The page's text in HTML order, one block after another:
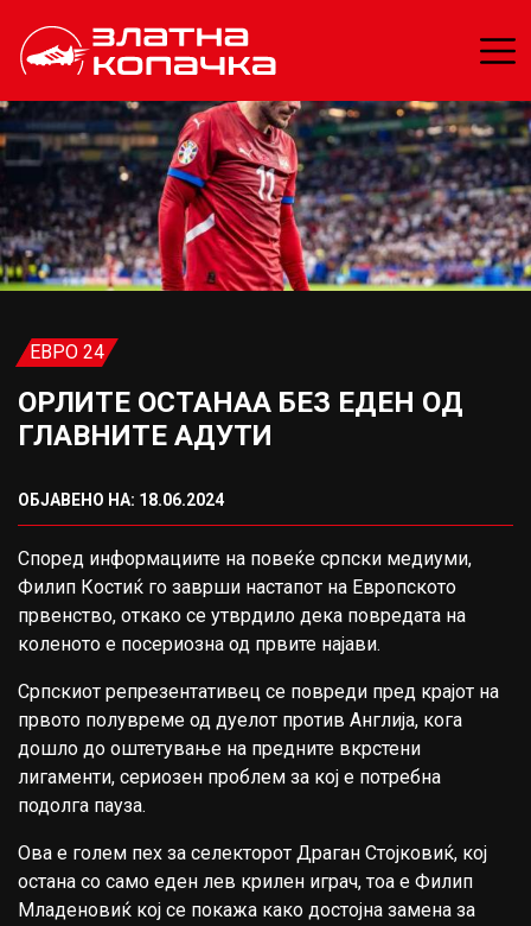
ЕВРО 24
ОРЛИТЕ ОСТАНАА БЕЗ ЕДЕН ОД
ГЛАВНИТЕ АДУТИ
ОБЈАВЕНО НА: 18.06.2024
Според информациите на повеќе српски медиуми,
Филип Костиќ го заврши настапот на Европското
првенство, откако се утврдило дека повредата на
коленото е посериозна од првите најави.
Српскиот репрезентативец се повреди пред крајот на
првото полувреме од дуелот против Англија, кога
дошло до oштетување на предните вкрстени
лигаменти, сериозен проблем за кој е потребна
подолга пауза.
Ова е голем пех за селекторот Драган Стојковиќ, кој
остана со само еден лев крилен играч, тоа е Филип
Младеновиќ кој се покажа како достојна замена за